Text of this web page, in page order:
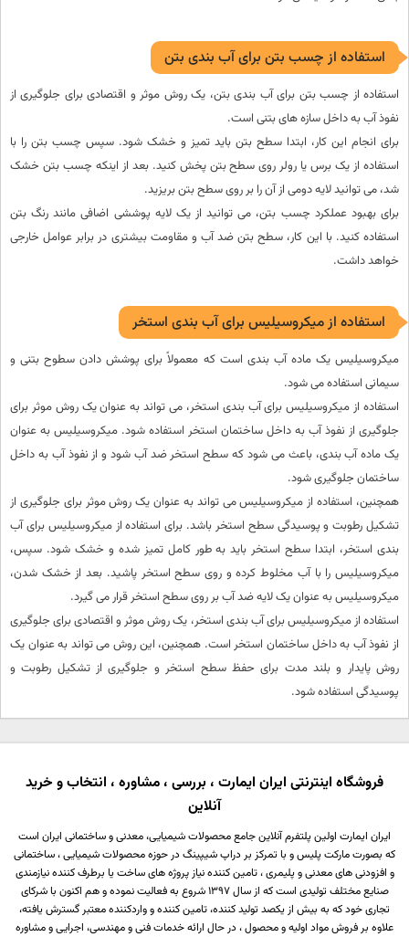
استفاده از چسب بتن برای آب بندی بتن
استفاده از چسب بتن برای آب بندی بتن، یک روش موثر و اقتصادی برای جلوگیری از
نفوذ آب به داخل سازه های بتنی است.
برای انجام این کار، ابتدا سطح بتن باید تمیز و خشک شود. سپس چسب بتن را با
استفاده از یک برس یا رولر روی سطح بتن پخش کنید. بعد از اینکه چسب بتن خشک
شد، می توانید لایه دومی از آن را بر روی سطح بتن بریزید.
برای بهبود عملکرد چسب بتن، می توانید از یک لایه پوششی اضافی مانند رنگ بتن
استفاده کنید. با این کار، سطح بتن ضد آب و مقاومت بیشتری در برابر عوامل خارجی
خواهد داشت.
استفاده از میکروسیلیس برای آب بندی استخر
میکروسیلیس یک ماده آب بندی است که معمولاً برای پوشش دادن سطوح بتنی و
سیمانی استفاده می شود.
استفاده از میکروسیلیس برای آب بندی استخر، می تواند به عنوان یک روش موثر برای
جلوگیری از نفوذ آب به داخل ساختمان استخر استفاده شود. میکروسیلیس به عنوان
یک ماده آب بندی، باعث می شود که سطح استخر ضد آب شود و از نفوذ آب به داخل
ساختمان جلوگیری شود.
همچنین، استفاده از میکروسیلیس می تواند به عنوان یک روش موثر برای جلوگیری از
تشکیل رطوبت و پوسیدگی سطح استخر باشد. برای استفاده از میکروسیلیس برای آب
بندی استخر، ابتدا سطح استخر باید به طور کامل تمیز شده و خشک شود. سپس،
میکروسیلیس را با آب مخلوط کرده و روی سطح استخر پاشید. بعد از خشک شدن،
میکروسیلیس به عنوان یک لایه ضد آب بر روی سطح استخر قرار می گیرد.
استفاده از میکروسیلیس برای آب بندی استخر، یک روش موثر و اقتصادی برای جلوگیری
از نفوذ آب به داخل ساختمان استخر است. همچنین، این روش می تواند به عنوان یک
روش پایدار و بلند مدت برای حفظ سطح استخر و جلوگیری از تشکیل رطوبت و
پوسیدگی استفاده شود.
فروشگاه اینترنتی ایران ایمارت ، بررسی ، مشاوره ، انتخاب و خرید
آنلاین
ایران ایمارت اولین پلتفرم آنلاین جامع محصولات شیمیایی، معدنی و ساختمانی ایران است
که بصورت مارکت پلیس و با تمرکز بر دراپ شیپینگ در حوزه محصولات شیمیایی ، ساختمانی
و افزودنی های معدنی و پلیمری ، تامین کننده نیاز پروژه های ساخت یا برطرف کننده نیازمندی
صنایع مختلف تولیدی است که از سال 1397 شروع به فعالیت نموده و هم اکنون با شرکای
تجاری خود که به بیش از یکصد تولید کننده، تامین کننده و واردکننده معتبر گسترش یافته،
علاوه بر فروش مواد اولیه و محصول ، در حال ارائه خدمات فنی و مهندسی، اجرایی و مشاوره